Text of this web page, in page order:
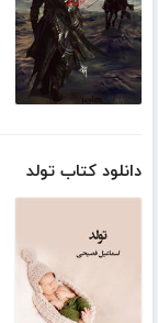
دانلود کتاب تولد